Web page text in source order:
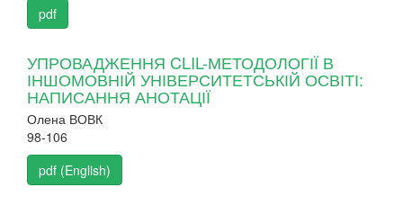
pdf
УПРОВАДЖЕННЯ CLIL-МЕТОДОЛОГІЇ В
ІНШОМОВНІЙ УНІВЕРСИТЕТСЬКІЙ ОСВІТІ:
НАПИСАННЯ АНОТАЦІЇ
Олена ВОВК
98-106
pdf (English)